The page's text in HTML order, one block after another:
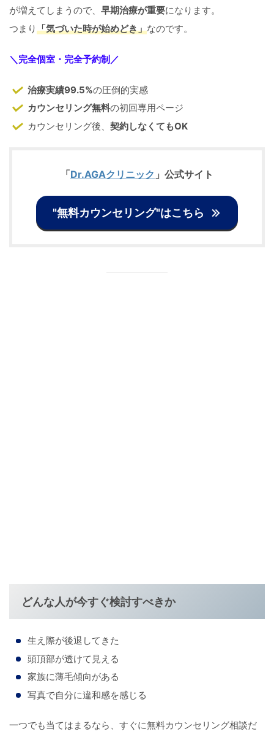
が増えてしまうので、 早期治療が重要になります。
つまり「気づいた時が始めどき」なのです。
＼完全個室・完全予約制／
治療実績99.5%の圧倒的実感
カウンセリング無料の初回専用ページ
カウンセリング後、 契約しなくてもOK
「Dr.AGAクリニック 」公式サイト
"無料カウンセリング"はこちら
どんな人が今すぐ検討すべきか
生え際が後退してきた
頭頂部が透けて見える
家族に薄毛傾向がある
写真で自分に違和感を感じる
一つでも当てはまるなら、すぐに無料カウンセリング相談だ